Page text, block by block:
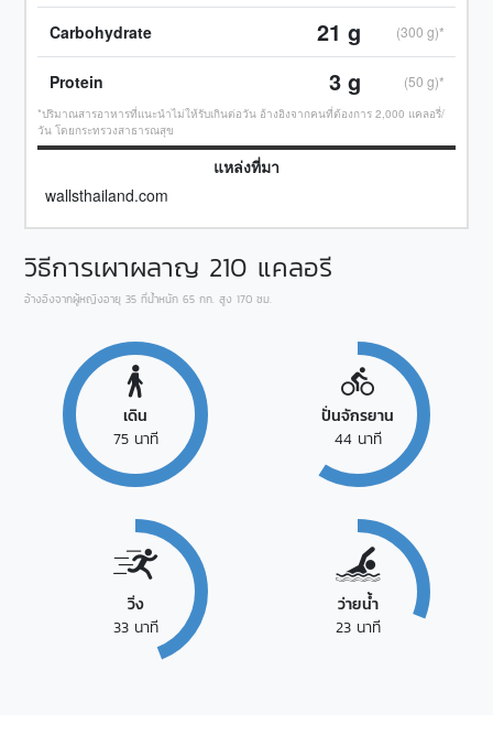
วิธีการเผาผลาญ 210 แคลอรี
อ้างอิงจากผู้หญิงอายุ 35 ที่น้ำหนัก 65 กก. สูง 170 ซม.
เดิน
75นาที
ปั่นจักรยาน
44นาที
วิ่ง
33นาที
ว่ายน้ำ
23นาที
Carbohydrate 21 g (300 g)*
Protein 3g (50 g)*
*ปริมาณสารอาหารที่แนะนำไม่ให้รับเกินต่อวัน อ้างอิงจากคนที่ต้องการ 2,000 แคลอรี่/
วัน โดยกระทรวงสาธารณสุข
แหล่งที่มา
wallsthailand.com